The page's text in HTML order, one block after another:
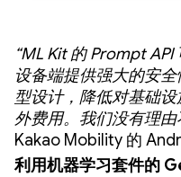
“ML Kit 的 Prompt
设备端提供强大的安
型设计，降低对基础
外费用。我们没有理
Kakao Mobility 的
利用机器学习套件的